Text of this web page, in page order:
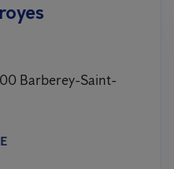
Barberey-Saint-